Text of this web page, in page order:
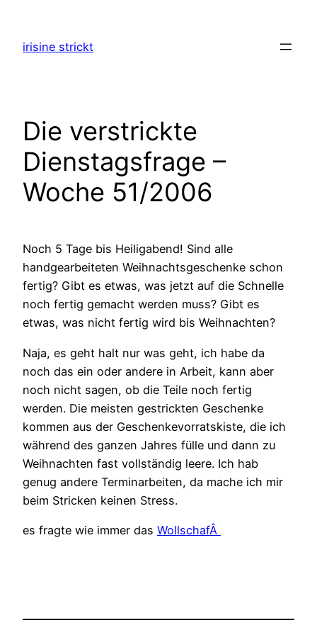
springen
irisine strickt
Die verstrickte
Dienstagsfrage –
Woche 51/2006
Noch 5 Tage bis Heiligabend! Sind alle
handgearbeiteten Weihnachtsgeschenke schon
fertig? Gibt es etwas, was jetzt auf die Schnelle
noch fertig gemacht werden muss? Gibt es
etwas, was nicht fertig wird bis Weihnachten?
Naja, es geht halt nur was geht, ich habe da
noch das ein oder andere in Arbeit, kann aber
noch nicht sagen, ob die Teile noch fertig
werden. Die meisten gestrickten Geschenke
kommen aus der Geschenkevorratskiste, die ich
während des ganzen Jahres fülle und dann zu
Weihnachten fast vollständig leere. Ich hab
genug andere Terminarbeiten, da mache ich mir
beim Stricken keinen Stress.
es fragte wie immer das WollschafÂ